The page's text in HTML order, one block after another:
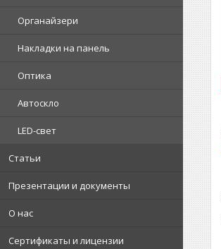
Органайзери
Накладки на панель
Оптика
Автоскло
LED-свет
Статьи
Презентации и документы
О нас
Сертификаты и лицензии